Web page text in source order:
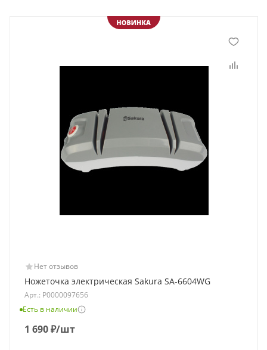
Нет отзывов
Ножеточка электрическая Sakura SA-6604WG
Арт.: Р0000097656
Есть в наличии
1 690₽/шт